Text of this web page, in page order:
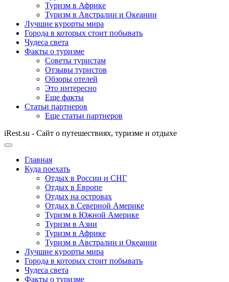
Туризм в Африке
Туризм в Австралии и Океании
Лучшие курорты мира
Города в которых стоит побывать
Чудеса света
Факты о туризме
Советы туристам
Отзывы туристов
Обзоры отелей
Это интересно
Еще факты
Статьи партнеров
Еще статьи партнеров
iRest.su - Сайт о путешествиях, туризме и отдыхе
Главная
Куда поехать
Отдых в России и СНГ
Отдых в Европе
Отдых на островах
Отдых в Северной Америке
Туризм в Южной Америке
Туризм в Азии
Туризм в Африке
Туризм в Австралии и Океании
Лучшие курорты мира
Города в которых стоит побывать
Чудеса света
Факты о туризме